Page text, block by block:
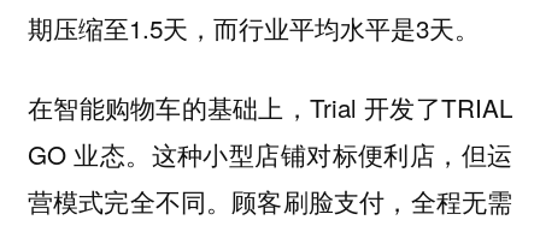
期压缩至1.5天，而行业平均水平是3天。
在智能购物车的基础上，Trial 开发了TRIAL
GO 业态。这种小型店铺对标便利店，但运
营模式完全不同。顾客刷脸支付，全程无需